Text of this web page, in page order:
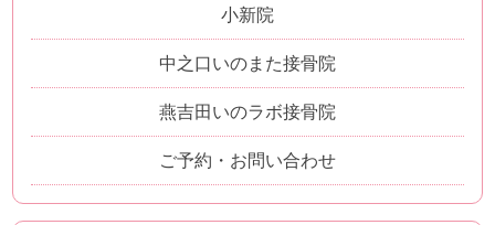
小新院
中之口いのまた接骨院
燕吉田いのラボ接骨院
ご予約・お問い合わせ